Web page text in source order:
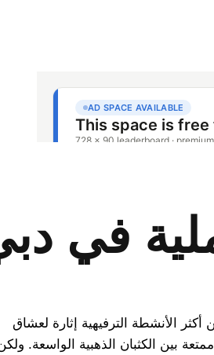
في
الأنشطة الترفيهية إثارة لعشاق
بين الكثبان الذهبية الواسعة.